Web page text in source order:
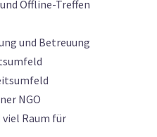
Offline-Treffen
und Betreuung
NGO
viel Raum für